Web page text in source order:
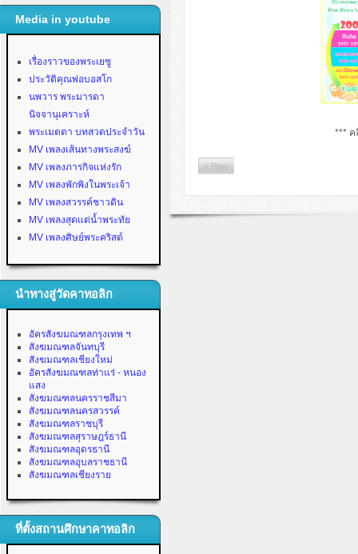
Media in youtube
เรื่องราวของพระเยซู
ประวัติคุณพ่อบอสโก
นพวาร พระมารดา
นิจจานุเคราะห์
พระเมตตา บทสวดประจำวัน
MV เพลงเส้นทางพระสงฆ์
MV เพลงภารกิจแห่งรัก
MV เพลงพักพิงในพระเจ้า
MV เพลงสวรรค์ชาวดิน
MV เพลงสุดแต่น้ำพระทัย
MV เพลงศิษย์พระคริสต์
นำทางสู่วัดคาทอลิก
อัครสังฆมณฑลกรุงเทพ ฯ
สังฆมณฑลจันทบุรี
สังฆมณฑลเชียงใหม่
อัครสังฆมณฑลท่าแร่ - หนอง
แสง
สังฆมณฑลนครราชสีมา
สังฆมณฑลนครสวรรค์
สังฆมณฑลราชบุรี
สังฆมณฑลสุราษฎร์ธานี
สังฆมณฑลอุดรธานี
สังฆมณฑลอุบลราชธานี
สังฆมณฑลเชียงราย
ที่ตั้งสถานศึกษาคาทอลิก
*** ค
< Prev